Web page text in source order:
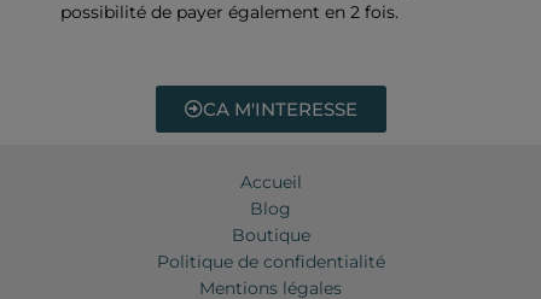
possibilité de payer également en 2 fois.
CA M'INTERESSE
Accueil
Blog
Boutique
Politique de confidentialité
Mentions légales